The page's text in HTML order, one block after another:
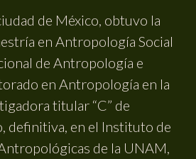
de México, obtuvo la
en Antropología Social
de Antropología e
en Antropología en la
titular “C” de
definitiva, en el Instituto de
de la UNAM,